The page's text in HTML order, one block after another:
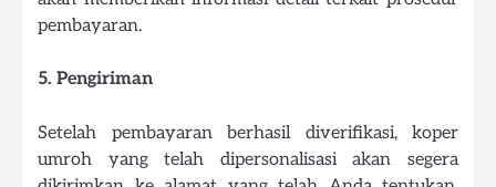
pembayaran.
5. Pengiriman
Setelah pembayaran berhasil diverifikasi, koper
umroh yang telah dipersonalisasi akan segera